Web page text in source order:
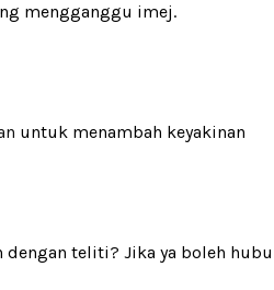
mengganggu imej.
untuk menambah keyakinan
dengan teliti? Jika ya boleh